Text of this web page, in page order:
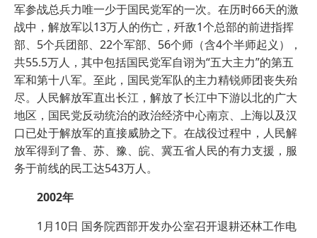
军参战总兵力唯一少于国民党军的一次。在历时66天的激
战中，解放军以13万人的伤亡，歼敌1个总部的前进指挥
部、5个兵团部、22个军部、56个师（含4个半师起义），
共55.5万人，其中包括国民党军自诩为“五大主力”的第五
军和第十八军。至此，国民党军队的主力精锐师团丧失殆
尽。人民解放军直出长江，解放了长江中下游以北的广大
地区，国民党反动统治的政治经济中心南京、上海以及汉
口已处于解放军的直接威胁之下。在战役过程中，人民解
放军得到了鲁、苏、豫、皖、冀五省人民的有力支援，服
务于前线的民工达543万人。
2002年
1月10日 国务院西部开发办公室召开退耕还林工作电